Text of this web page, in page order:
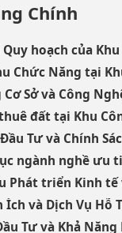
Chính
hoạch của
Chức Năng tại
Cơ Sở và Công
đất tại Khu
Tư và Chính
ngành nghề ưu
Phát triển Kinh tế
Ích và Dịch Vụ
Tư và Khả